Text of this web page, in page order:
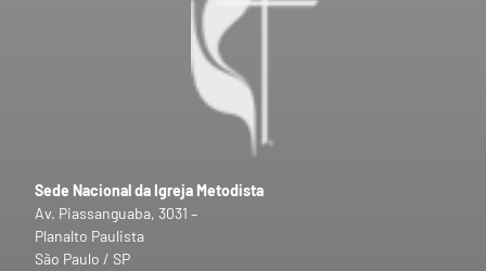
Sede Nacional da Igreja Metodista
Av. Piassanguaba, 3031 –
Planalto Paulista
São Paulo / SP